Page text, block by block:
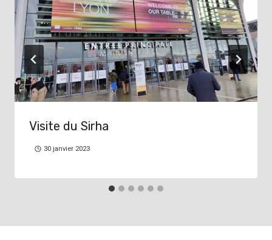
Visite du Sirha
30 janvier 2023